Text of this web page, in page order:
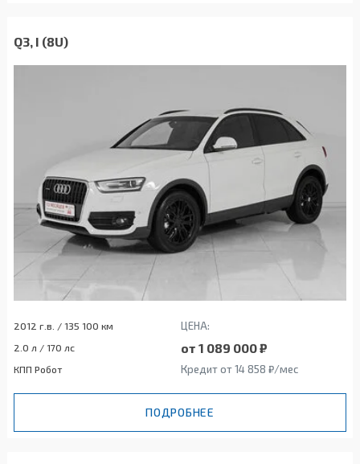
Q3, I (8U)
2012 г.в. / 135 100 км ЦЕНА:
2.0 л / 170 лс от 1 089 000 ₽
КПП Робот Кредит от 14 858 ₽/мес
ПОДРОБНЕЕ